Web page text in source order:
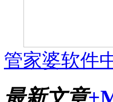
管家婆软件
最新文章